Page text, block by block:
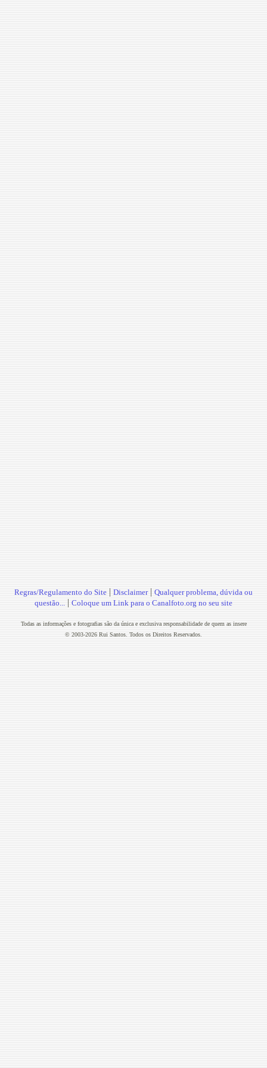
Regras/Regulamento do Site | Disclaimer| Qualquer problema, dúvida ou
questão... | Coloque um Link para o Canalfoto.org no seu site
Todas as informações e fotografias são da única e exclusiva responsabilidade de quem as insere
© 2003-2026 Rui Santos. Todos os Direitos Reservados.